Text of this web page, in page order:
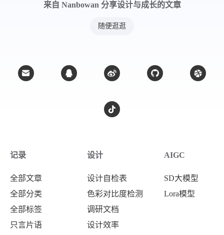
来自 Nanbowan 分享设计与成长的文章
随便逛逛
记录
全部文章
全部分类
全部标签
只言片语
设计
设计自检表
色彩对比度检测
调研文档
设计效率
AIGC
SD大模型
Lora模型